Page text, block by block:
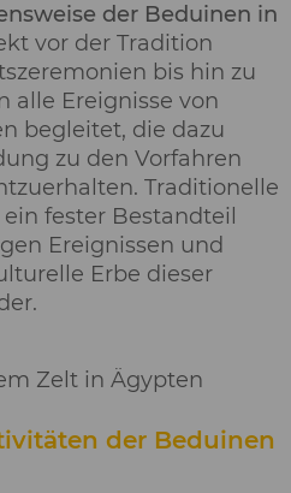
der Beduinen in
vor der Tradition
bis hin zu
alle Ereignisse von
begleitet, die dazu
zu den Vorfahren
Traditionelle
fester Bestandteil
Ereignissen und
Erbe dieser
der Beduinen